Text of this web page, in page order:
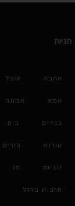
תגיות
אהבה אוכל
אמא אמונה
בגדים בית
הורות הורים
זוגיות חג
חרבות ברזל